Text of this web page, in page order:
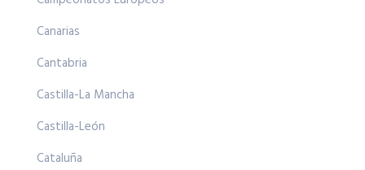
Canarias
Cantabria
Castilla-La Mancha
Castilla-León
Cataluña